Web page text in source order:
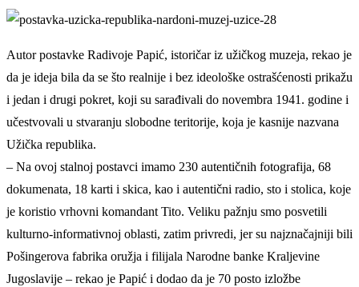
Autor postavke Radivoje Papić, istoričar iz užičkog muzeja, rekao je
da je ideja bila da se što realnije i bez ideološke ostrašćenosti prikažu
i jedan i drugi pokret, koji su sarađivali do novembra 1941. godine i
učestvovali u stvaranju slobodne teritorije, koja je kasnije nazvana
Užička republika.
– Na ovoj stalnoj postavci imamo 230 autentičnih fotografija, 68
dokumenata, 18 karti i skica, kao i autentični radio, sto i stolica, koje
je koristio vrhovni komandant Tito. Veliku pažnju smo posvetili
kulturno-informativnoj oblasti, zatim privredi, jer su najznačajniji bili
Pošingerova fabrika oružja i filijala Narodne banke Kraljevine
Jugoslavije – rekao je Papić i dodao da je 70 posto izložbe